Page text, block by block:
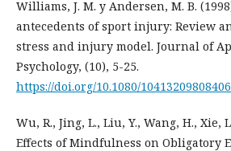
Williams, J. M. y Andersen, M. B.
antecedents of sport injury: Review
stress and injury model. Journal of
Psychology, (10), 5-25.
https://doi.org/10.1080/
Wu, R., Jing, L., Liu, Y., Wang, H., Xie,
Effects of Mindfulness on Obligatory